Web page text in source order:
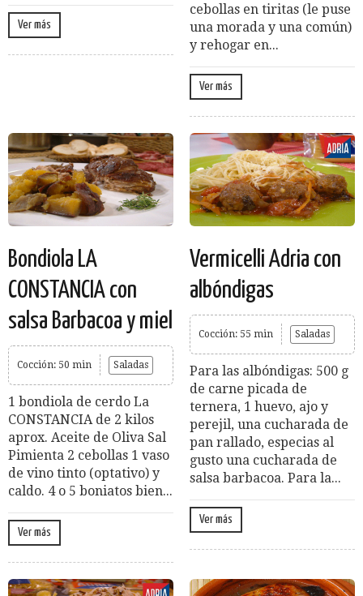
Ver más
cebollas en tiritas (le puse
una morada y una común)
y rehogar en...
Ver más
Bondiola LA
CONSTANCIA con
salsa Barbacoa y miel
Cocción: 50 min Saladas
1 bondiola de cerdo La
CONSTANCIA de 2 kilos
aprox. Aceite de Oliva Sal
Pimienta 2 cebollas 1 vaso
de vino tinto (optativo) y
caldo. 4 o 5 boniatos bien...
Ver más
Vermicelli Adria con
albóndigas
Cocción: 55 min Saladas
Para las albóndigas: 500 g
de carne picada de
ternera, 1 huevo, ajo y
perejil, una cucharada de
pan rallado, especias al
gusto una cucharada de
salsa barbacoa. Para la...
Ver más